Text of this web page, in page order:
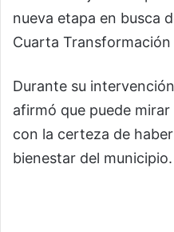
nueva etapa en busca
Cuarta Transformación
Durante su
afirmó que puede
con la certeza de
bienestar del municipio.